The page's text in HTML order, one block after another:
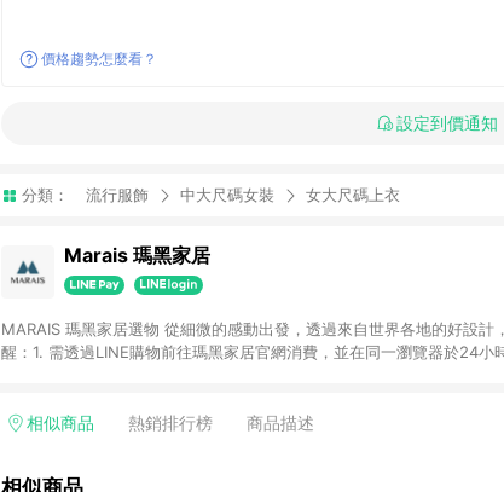
價格趨勢怎麼看？
設定到價通知
分類： 流行服飾 中大尺碼女裝 女大尺碼上衣
Marais 瑪黑家居
MARAIS 瑪黑家居選物 從細微的感動出發，透過來自世界各地的好設
醒：1. 需透過LINE購物前往瑪黑家居官網消費，並在同一瀏覽器於24小
相似商品 熱銷排行榜 商品描述
相似商品